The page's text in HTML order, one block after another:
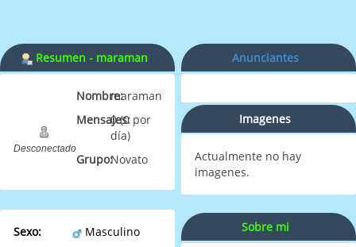
Resumen - maraman
Desconectado
Nombre:maraman
Mensajes:0 (0 por
día)
Grupo:Novato
Sexo:
Masculino
Anunciantes
Imagenes
Actualmente no hay
imagenes.
Sobre mi